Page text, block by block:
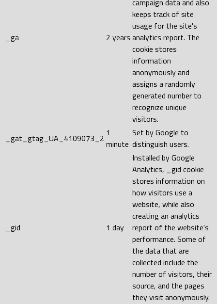
_ga 2 years
campaign data and also
keeps track of site
usage for the site's
analytics report. The
cookie stores
information
anonymously and
assigns a randomly
generated number to
recognize unique
visitors.
_gat_gtag_UA_4109073_2 1
minute
Set by Google to
distinguish users.
_gid 1 day
Installed by Google
Analytics, _gid cookie
stores information on
how visitors use a
website, while also
creating an analytics
report of the website's
performance. Some of
the data that are
collected include the
number of visitors, their
source, and the pages
they visit anonymously.